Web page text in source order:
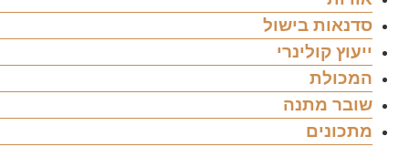
סדנאות בישול
ייעוץ קולינרי
המכולת
שובר מתנה
מתכונים